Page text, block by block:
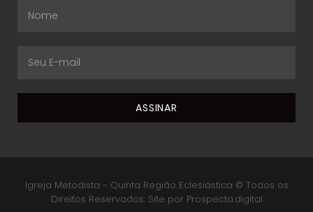
Igreja Metodista - Quinta Região Eclesiástica © Todos os
Direitos Reservados. Site por Prospecta.digital